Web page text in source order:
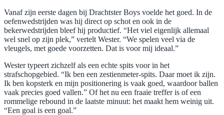
Vanaf zijn eerste dagen bij Drachtster Boys voelde het goed. In de
oefenwedstrijden was hij direct op schot en ook in de
bekerwedstrijden bleef hij productief. “Het viel eigenlijk allemaal
wel snel op zijn plek,” vertelt Wester. “We spelen veel via de
vleugels, met goede voorzetten. Dat is voor mij ideaal.”
Wester typeert zichzelf als een echte spits voor in het
strafschopgebied. “Ik ben een zestienmeter-spits. Daar moet ik zijn.
Ik ben kopsterk en mijn positionering is vaak goed, waardoor ballen
vaak precies goed vallen.” Of het nu een fraaie treffer is of een
rommelige rebound in de laatste minuut: het maakt hem weinig uit.
“Een goal is een goal.”